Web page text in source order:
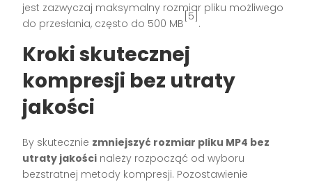
jest zazwyczaj maksymalny rozmiar pliku możliwego
do przesłania, często do 500 MB
[5]
.
Kroki skutecznej
kompresji bez utraty
jakości
By skutecznie zmniejszyć rozmiar pliku MP4 bez
utraty jakości należy rozpocząć od wyboru
bezstratnej metody kompresji. Pozostawienie